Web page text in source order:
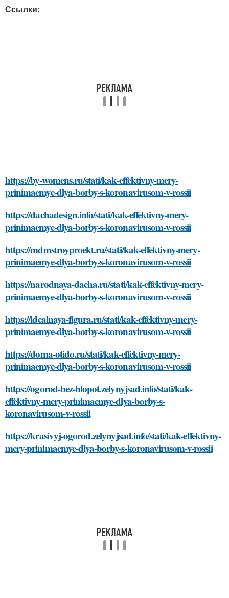
Ссылки:
https://by-womens.ru/stati/kak-effektivny-mery-
prinimaemye-dlya-borby-s-koronavirusom-v-rossii
https://dachadesign.info/stati/kak-effektivny-mery-
prinimaemye-dlya-borby-s-koronavirusom-v-rossii
https://mdmstroyproekt.ru/stati/kak-effektivny-mery-
prinimaemye-dlya-borby-s-koronavirusom-v-rossii
https://narodnaya-dacha.ru/stati/kak-effektivny-mery-
prinimaemye-dlya-borby-s-koronavirusom-v-rossii
https://idealnaya-figura.ru/stati/kak-effektivny-mery-
prinimaemye-dlya-borby-s-koronavirusom-v-rossii
https://doma-otido.ru/stati/kak-effektivny-mery-
prinimaemye-dlya-borby-s-koronavirusom-v-rossii
https://ogorod-bez-hlopot.zelynyjsad.info/stati/kak-
effektivny-mery-prinimaemye-dlya-borby-s-
koronavirusom-v-rossii
https://krasivyj-ogorod.zelynyjsad.info/stati/kak-effektivny-
mery-prinimaemye-dlya-borby-s-koronavirusom-v-rossii